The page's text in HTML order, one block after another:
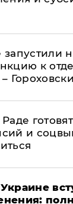
к
и
Украине